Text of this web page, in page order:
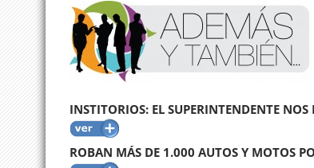
INSTITORIOS: EL SUPERINTENDENTE NOS
ROBAN MÁS DE 1.000 AUTOS Y MOTOS